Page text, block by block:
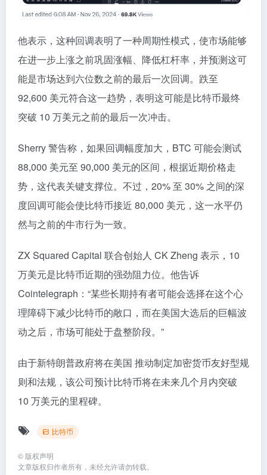
他表示，这种回调表明了一种周期性模式，使市场能够
在进一步上涨之前巩固涨幅、降低杠杆率，并预测这可
能是市场达到六位数之前的最后一次回调。跌至
92,600 美元符合这一趋势，表明这可能是比特币最终
突破 10 万美元之前的最后一次冲击。
Sherry 警告称，如果回调幅度加大，BTC 可能会测试
88,000 美元至 90,000 美元的区间，根据近期价格走
势，这代表关键支撑位。不过，20% 至 30% 之间的深
度回调可能会使比特币接近 80,000 美元，这一水平仍
然与之前的牛市行为一致。
ZX Squared Capital 联合创始人 CK Zheng 表示，10
万美元是比特币近期的强劲阻力位。他告诉
Cointelegraph：“某些长期持有者可能会选择在这个心
理障碍下减少比特币的敞口，而在美国大选后的巨幅波
动之后，市场可能处于盘整阶段。”
由于新特朗普政府将在美国 推动制定加密货币友好型规
则和法规，该公司预计比特币将在未来几个月内突破
10 万美元的里程碑。
比特币
© 版权声明
文章版权归作者所有，未经允许请勿转载。